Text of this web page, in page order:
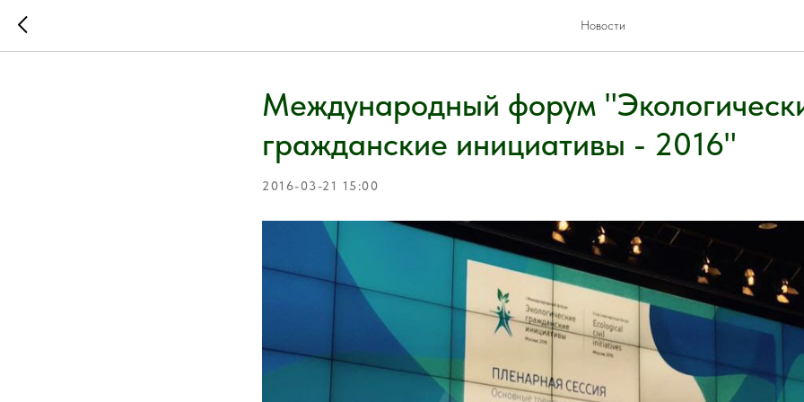
Новости
Международный форум
гражданские инициативы - 2016"
2016-03-21 15:00